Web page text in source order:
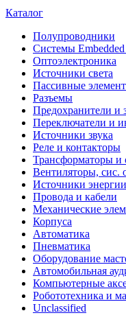
Каталог
Полупроводники
Системы
Oптоэлектроника
Источники света
Пассивные
Разъeмы
Предохранители и
Переключатели и
Источники звука
Реле и контакторы
Трансформаторы и
Вентиляторы, сис.
Источники энергии
Провода и кабели
Механические
Корпуса
Автоматика
Пневматика
Оборудование
Автомобильная
Компьютерные
Робототехника и
Unclassified